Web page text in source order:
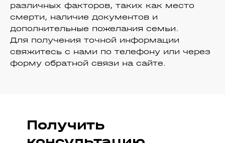
различных факторов, таких как место
смерти, наличие документов и
дополнительные пожелания семьи.
Для получения точной информации
свяжитесь с нами по телефону или через
форму обратной связи на сайте.
Получить